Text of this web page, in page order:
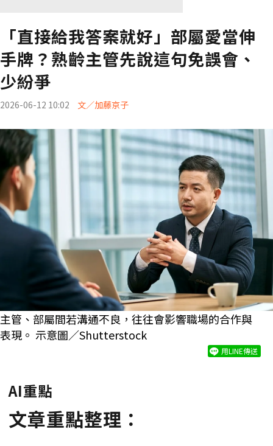
「直接給我答案就好」部屬愛當伸
手牌？熟齡主管先說這句免誤會、
少紛爭
2026-06-12 10:02 文／加藤京子
主管、部屬間若溝通不良，往往會影響職場的合作與
表現。 示意圖／Shutterstock
用LINE傳送
AI重點
文章重點整理：